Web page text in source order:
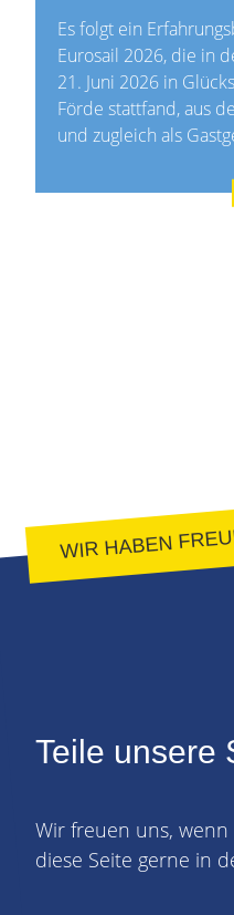
Es folgt ein
Eurosail 2026, die in
21. Juni 2026 in
Förde stattfand, aus
und zugleich als
WIR HABEN
Teile unsere
Wir freuen uns,
diese Seite gerne in